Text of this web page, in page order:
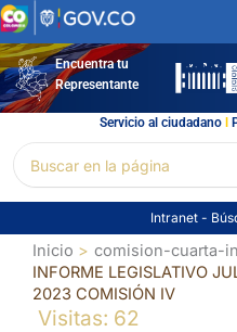
Ir
al
contenidoEncuentra tu
Representante
Servicio al ciudadano l
por:
Intranet -
Inicio
comision-cuarta-
INFORME LEGISLATIVO
2023 COMISIÓN IV
Visitas: 62